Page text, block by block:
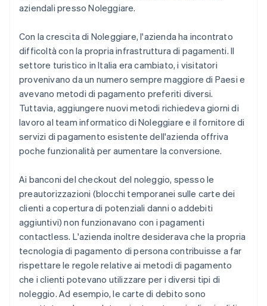
aziendali presso Noleggiare.
Con la crescita di Noleggiare, l'azienda ha incontrato
difficoltà con la propria infrastruttura di pagamenti. Il
settore turistico in Italia era cambiato, i visitatori
provenivano da un numero sempre maggiore di Paesi e
avevano metodi di pagamento preferiti diversi.
Tuttavia, aggiungere nuovi metodi richiedeva giorni di
lavoro al team informatico di Noleggiare e il fornitore di
servizi di pagamento esistente dell'azienda offriva
poche funzionalità per aumentare la conversione.
Ai banconi del checkout del noleggio, spesso le
preautorizzazioni (blocchi temporanei sulle carte dei
clienti a copertura di potenziali danni o addebiti
aggiuntivi) non funzionavano con i pagamenti
contactless. L'azienda inoltre desiderava che la propria
tecnologia di pagamento di persona contribuisse a far
rispettare le regole relative ai metodi di pagamento
che i clienti potevano utilizzare per i diversi tipi di
noleggio. Ad esempio, le carte di debito sono